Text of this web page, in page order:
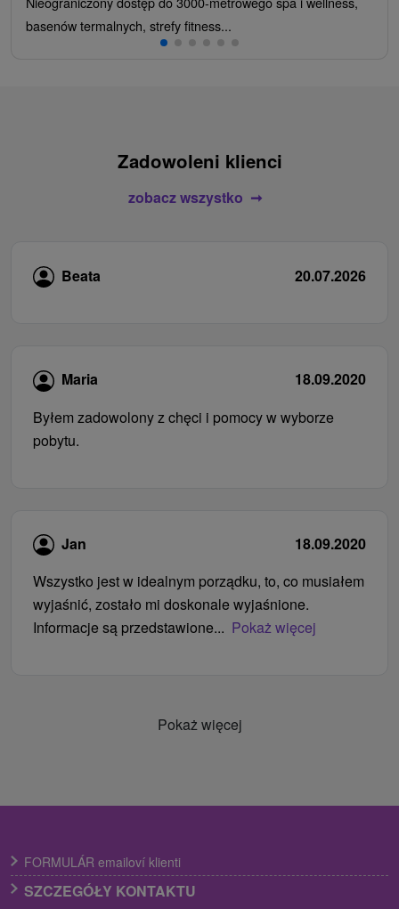
basenów termalnych, strefy fitness...
Zadowoleni klienci
zobacz wszystko
Beata 20.07.2026
Maria
18.09.2020
Byłem zadowolony z chęci i pomocy w wyborze
pobytu.
Jan
18.09.2020
Wszystko jest w idealnym porządku, to, co musiałem
wyjaśnić, zostało mi doskonale wyjaśnione.
Informacje są przedstawione... Pokaż więcej
Pokaż więcej
FORMULÁR emailoví klienti
SZCZEGÓŁY KONTAKTU